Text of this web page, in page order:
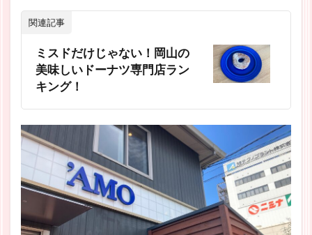
関連記事
ミスドだけじゃない！岡山の
美味しいドーナツ専門店ラン
キング！